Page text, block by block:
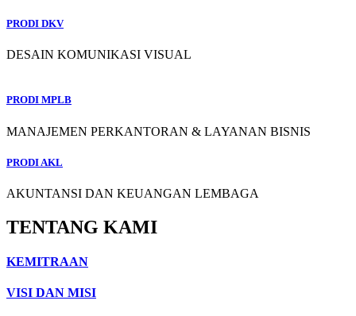
PRODI DKV
DESAIN KOMUNIKASI VISUAL
PRODI MPLB
MANAJEMEN PERKANTORAN & LAYANAN BISNIS
PRODI AKL
AKUNTANSI DAN KEUANGAN LEMBAGA
TENTANG KAMI
KEMITRAAN
VISI DAN MISI